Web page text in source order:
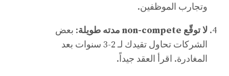
وتجارب الموظفين.
لا توقّع non-compete مدته طويلة
: بعض
الشركات تحاول تقيدك لـ 2-3 سنوات بعد
المغادرة. اقرأ العقد جيداً.